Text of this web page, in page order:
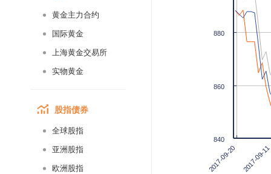
黄金主力合约
国际黄金
上海黄金交易所
实物黄金
股指债券
全球股指
亚洲股指
欧洲股指 2017-09-20 2017-09-11
840
860
880